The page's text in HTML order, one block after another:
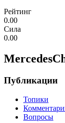
Рейтинг
0.00
Сила
0.00
Публикации
Топики
Вопросы